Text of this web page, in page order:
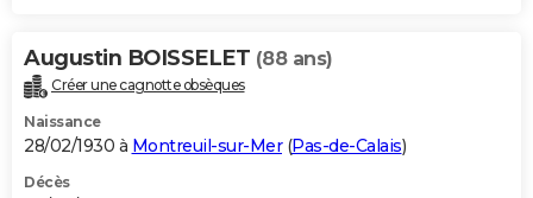
Augustin BOISSELET (88 ans)
Créer une cagnotte obsèques
Naissance
28/02/1930 à Montreuil-sur-Mer(Pas-de-Calais)
Décès